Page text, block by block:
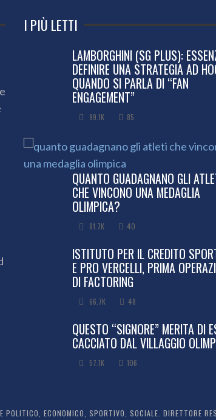
I PIÙ LETTI
LAMBORGHINI (SG PLUS):
DEFINIRE UNA STRATEGIA AD
QUANDO SI PARLA DI “FAN
ENGAGEMENT”
99.1K 85
QUANTO GUADAGNANO GLI
CHE VINCONO UNA MEDAGLIA
OLIMPICA?
81.7K 40
ISTITUTO PER IL CREDITO
E PRO VERCELLI, PRIMA
DI FACTORING
66.7K 48
QUESTO “SIGNORE” MERITA DI
CACCIATO DAL VILLAGGIO
57.1K 106
POLITICO, ECONOMICO, SPORTIVO, SOCIALE.